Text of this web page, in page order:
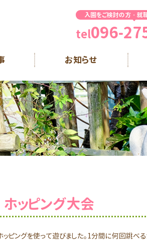
入園をご検討の方・就
tel096-
お知らせ
ッピング大会
ピングを使って遊びました。1分間に何回跳べる